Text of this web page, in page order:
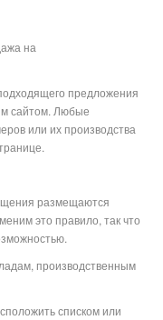
фильтр
на
предложения
сайтом. Любые
или их производства
размещаются
это правило, так что
производственным
списком или